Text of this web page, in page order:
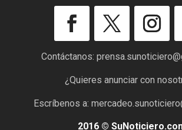
Contáctanos:
¿Quieres anunciar con
Escríbenos a:
2016 ©